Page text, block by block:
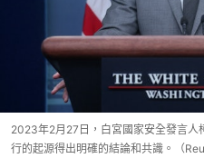
2023年2月27日，白宮國家安全發言
行的起源得出明確的結論和共識。（